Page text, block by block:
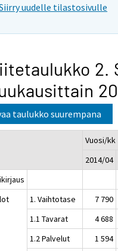
uudelle tilastosivulle
2.
taulukko suurempana
Vuosi/kk
2014/04
1. Vaihtotase 7 790
1.1 Tavarat
4 688
1.2 Palvelut
1 594